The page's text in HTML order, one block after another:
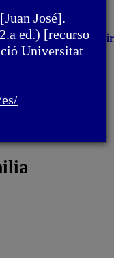
Imprimir
José].
ed.) [recurso
Universitat
es/